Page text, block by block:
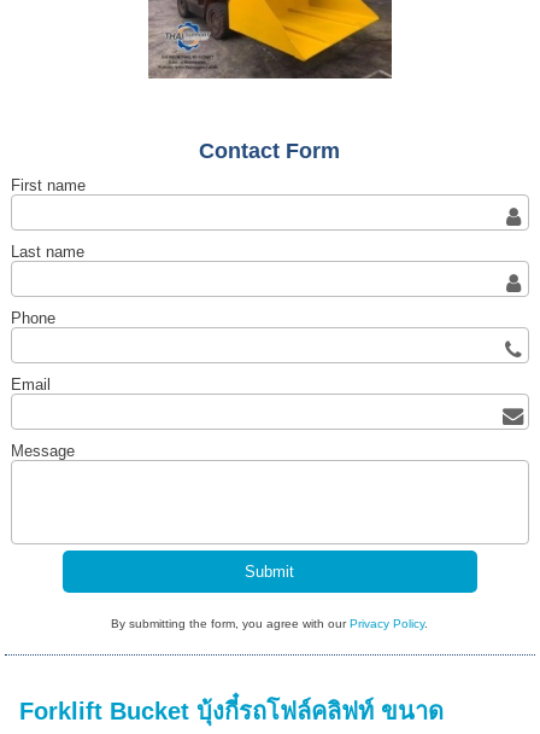
Contact Form
First name
Last name
Phone
Email
Message
By submitting the form, you agree with ourPrivacy Policy.
Forklift Bucket บุ้งกี๋รถโฟล์คลิฟท์ ขนาด